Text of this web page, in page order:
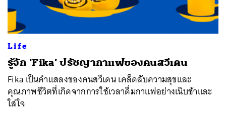
Life
รู้จัก ‘Fika’ ปรัชญากาแฟของคนสวีเดน
Fika เป็นคำแสลงของคนสวีเดน เคล็ดลับความสุขและ
คุณภาพชีวิตที่เกิดจากการใช้เวลาดื่มกาแฟอย่างเนิบช้าและ
ใส่ใจ